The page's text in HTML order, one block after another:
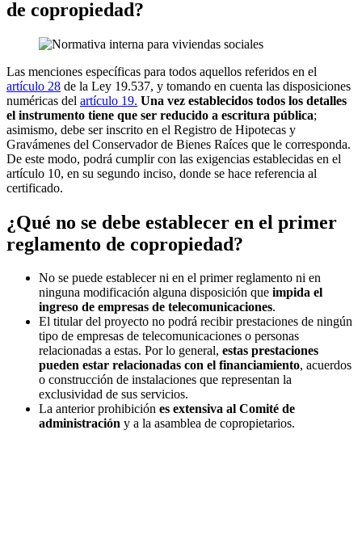
de copropiedad?
Las menciones específicas para todos aquellos referidos en el
artículo 28 de la Ley 19.537, y tomando en cuenta las disposiciones
numéricas del artículo 19. Una vez establecidos todos los detalles
el instrumento tiene que ser reducido a escritura pública;
asimismo, debe ser inscrito en el Registro de Hipotecas y
Gravámenes del Conservador de Bienes Raíces que le corresponda.
De este modo, podrá cumplir con las exigencias establecidas en el
artículo 10, en su segundo inciso, donde se hace referencia al
certificado.
¿Qué no se debe establecer en el primer
reglamento de copropiedad?
No se puede establecer ni en el primer reglamento ni en
ninguna modificación alguna disposición que impida el
ingreso de empresas de telecomunicaciones.
El titular del proyecto no podrá recibir prestaciones de ningún
tipo de empresas de telecomunicaciones o personas
relacionadas a estas. Por lo general, estas prestaciones
pueden estar relacionadas con el financiamiento, acuerdos
o construcción de instalaciones que representan la
exclusividad de sus servicios.
La anterior prohibición es extensiva al Comité de
administración y a la asamblea de copropietarios.